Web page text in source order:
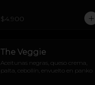
$4.900
The Veggie
Aceitunas negras, queso crema,
palta, cebollín, envuelto en panko